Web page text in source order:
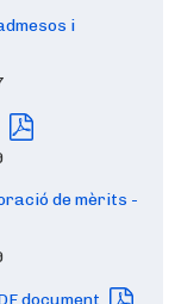
i
de mèrits -
document